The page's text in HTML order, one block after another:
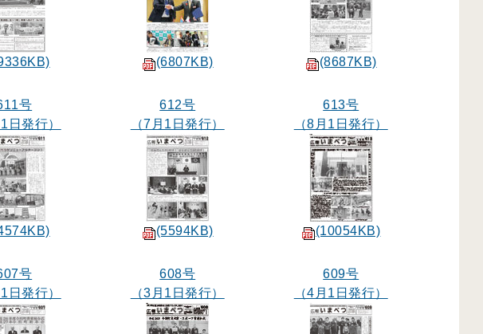
(6807KB) (8687KB)
号
1日発行）
612号
（7月1日発行）
(5594KB)
613号
（8月1日発行）
(10054KB)
号
1日発行）
608号
（3月1日発行）
609号
（4月1日発行）